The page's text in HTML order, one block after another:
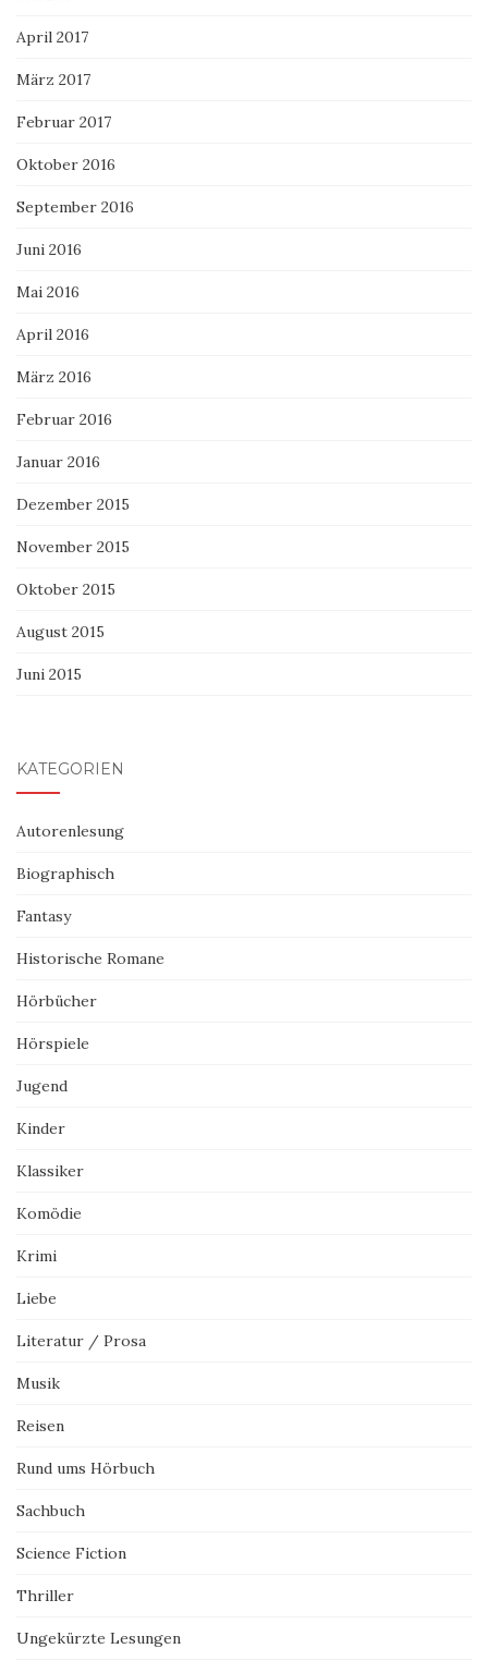
April 2017
März 2017
Februar 2017
Oktober 2016
September 2016
Juni 2016
Mai 2016
April 2016
März 2016
Februar 2016
Januar 2016
Dezember 2015
November 2015
Oktober 2015
August 2015
Juni 2015
KATEGORIEN
Autorenlesung
Biographisch
Fantasy
Historische Romane
Hörbücher
Hörspiele
Jugend
Kinder
Klassiker
Komödie
Krimi
Liebe
Literatur / Prosa
Musik
Reisen
Rund ums Hörbuch
Sachbuch
Science Fiction
Thriller
Ungekürzte Lesungen